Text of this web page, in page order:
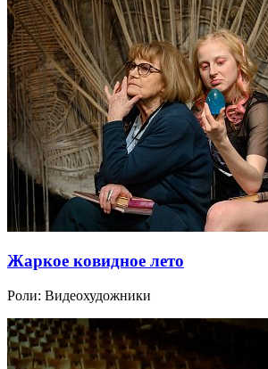
Жаркое ковидное лето
Роли: Видеохудожники